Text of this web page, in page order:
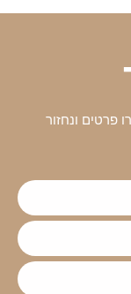
פרטים ונחזור